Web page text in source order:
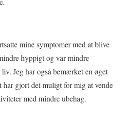
mine symptomer med at blive
hyppigt og var mindre
Jeg har også bemærket en øget
gjort det muligt for mig at vende
med mindre ubehag.